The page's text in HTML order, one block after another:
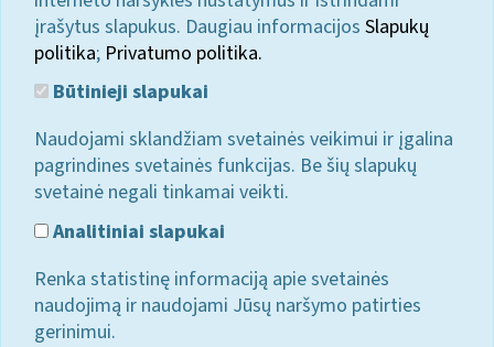
įrašytus slapukus. Daugiau informacijos Slapukų
politika; Privatumo politika.
Būtinieji slapukai
Naudojami sklandžiam svetainės veikimui ir įgalina
pagrindines svetainės funkcijas. Be šių slapukų
svetainė negali tinkamai veikti.
Analitiniai slapukai
Renka statistinę informaciją apie svetainės
naudojimą ir naudojami Jūsų naršymo patirties
gerinimui.